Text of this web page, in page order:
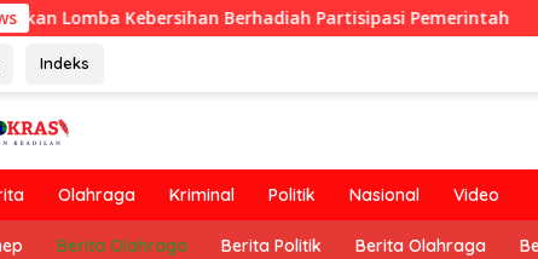
Berhadiah Partisipasi Pemerintah Oknum
Indeks
Olahraga Kriminal Politik Nasional Video
Berita Olahraga Berita Politik Berita Olahraga